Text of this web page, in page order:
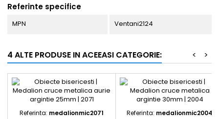
Referinte specifice
MPN Ventani2124
4 ALTE PRODUSE IN ACEEASI CATEGORIE: >
<
Referinta: medalionmic2071 Referinta: medalionmic2004